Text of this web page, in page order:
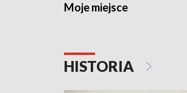
Moje miejsce
HISTORIA